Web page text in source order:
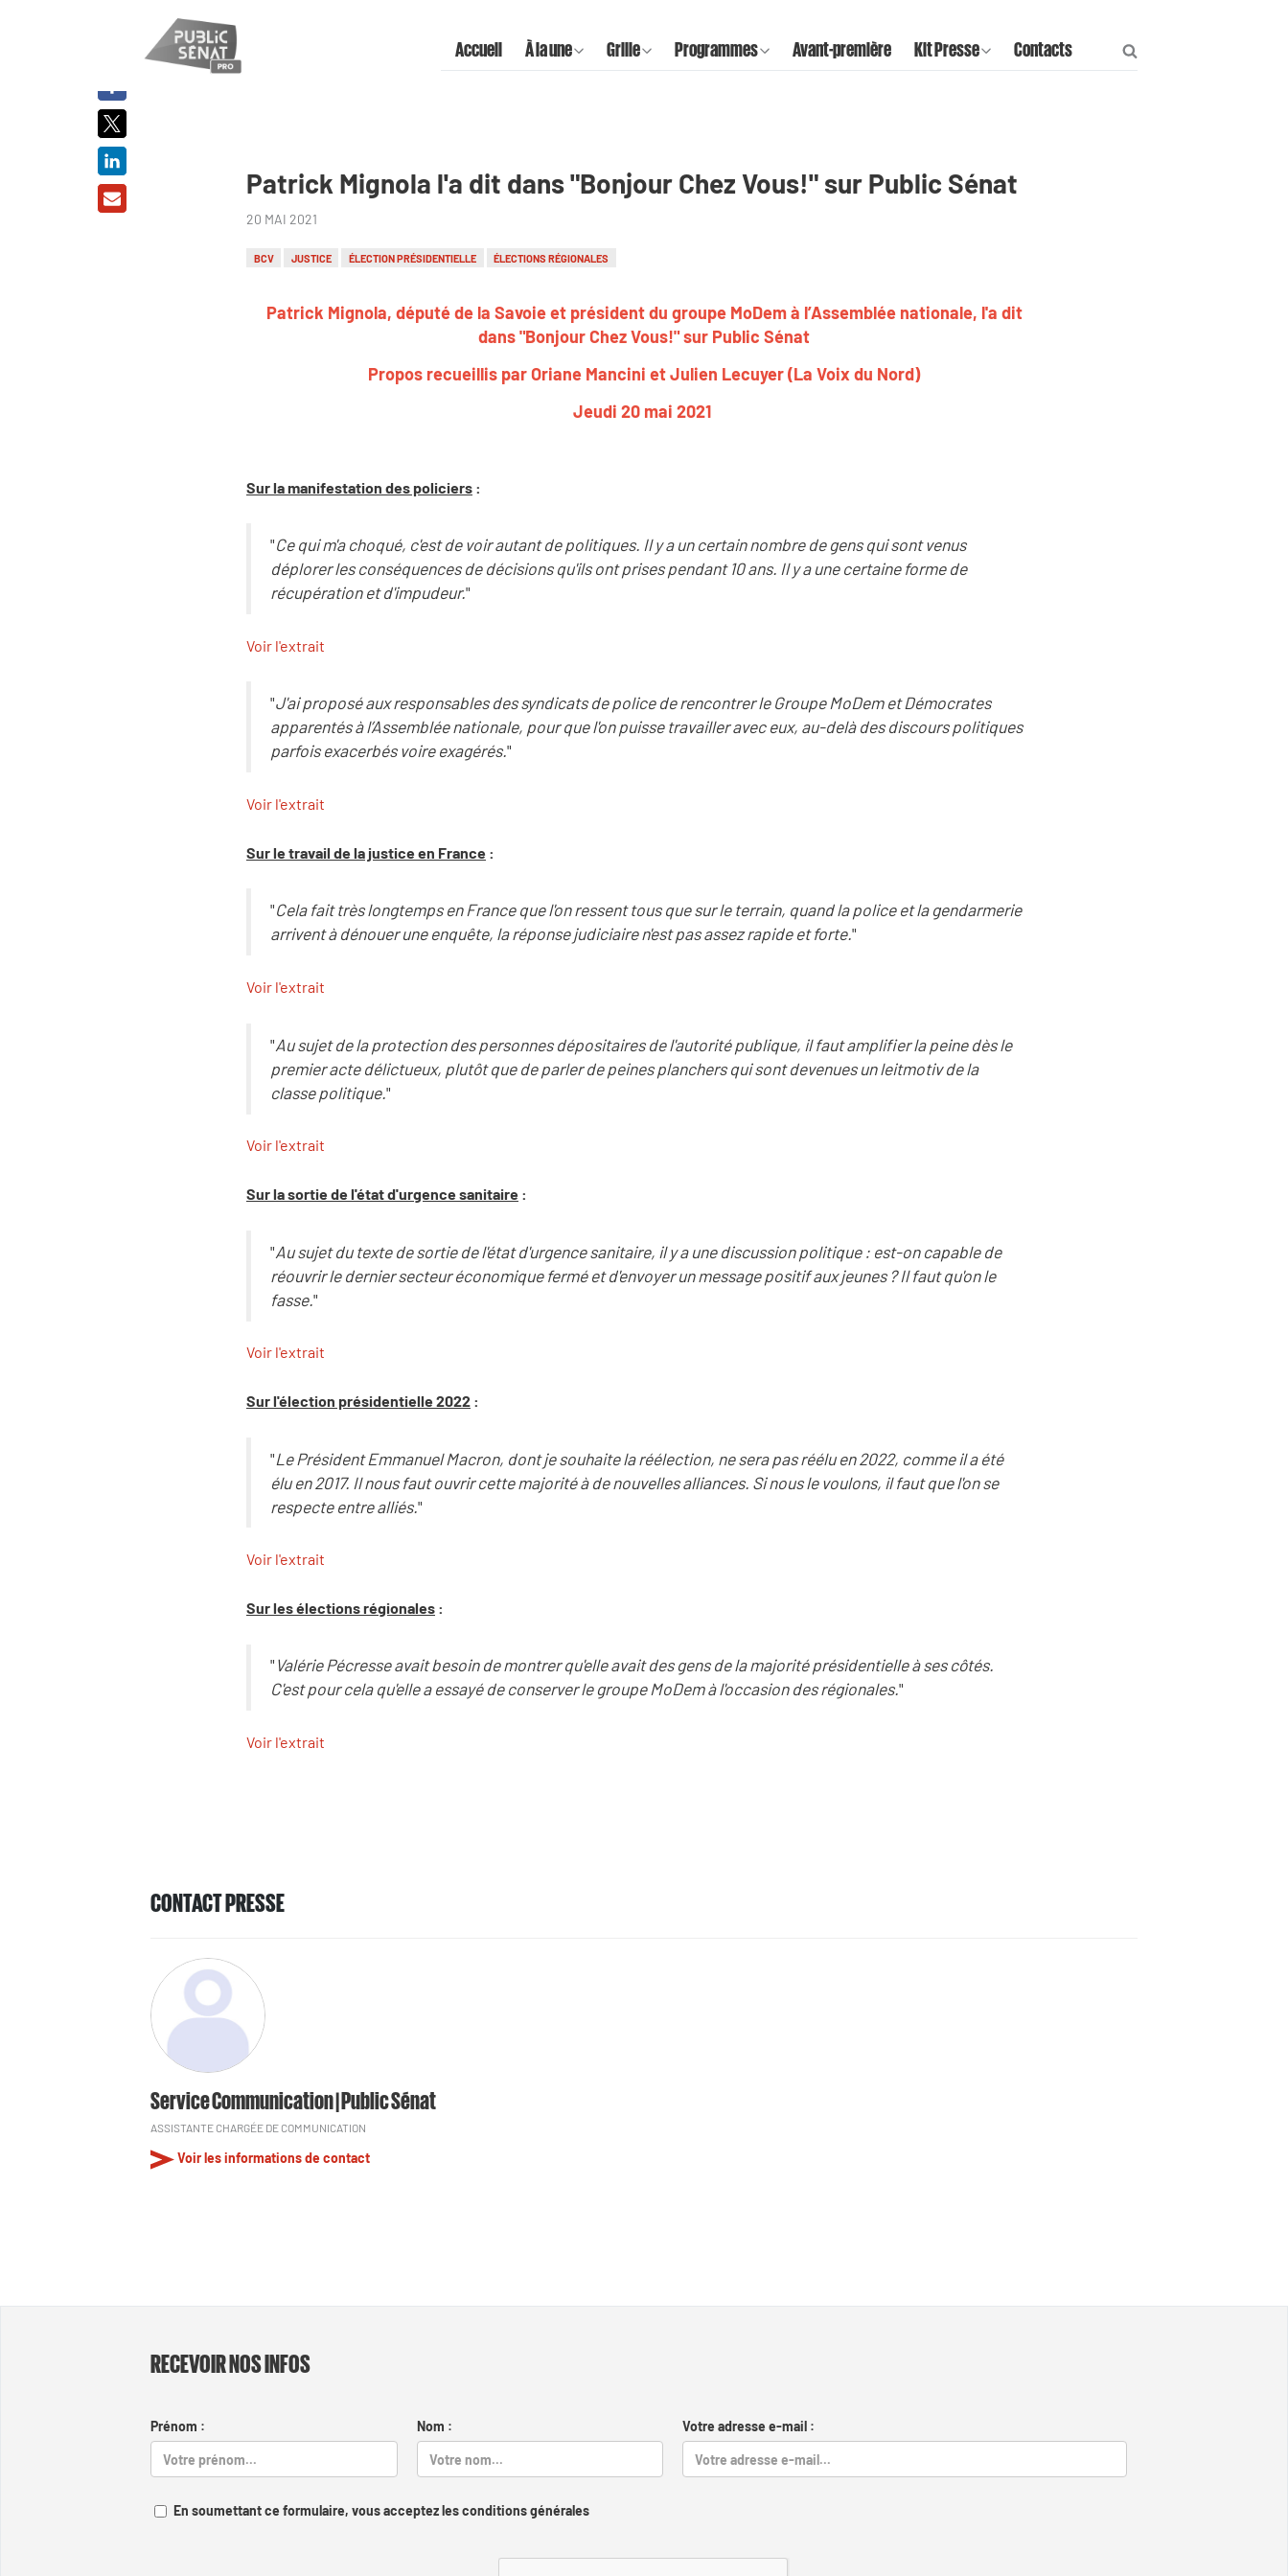
Accueil À la une Grille Programmes Avant-première Kit Presse Contacts
Patrick Mignola l'a dit dans "Bonjour Chez Vous!" sur Public Sénat
20 MAI 2021
BCV JUSTICE ÉLECTION PRÉSIDENTIELLE ÉLECTIONS RÉGIONALES
Patrick Mignola, député de la Savoie et président du groupe MoDem à l’Assemblée nationale, l'a dit
dans "Bonjour Chez Vous!" sur Public Sénat
Propos recueillis par Oriane Mancini et Julien Lecuyer (La Voix du Nord)
Jeudi 20 mai 2021
Sur la manifestation des policiers :
"Ce qui m'a choqué, c'est de voir autant de politiques. Il y a un certain nombre de gens qui sont venus
déplorer les conséquences de décisions qu'ils ont prises pendant 10 ans. Il y a une certaine forme de
récupération et d'impudeur."
Voir l'extrait
"J'ai proposé aux responsables des syndicats de police de rencontrer le Groupe MoDem et Démocrates
apparentés à l’Assemblée nationale, pour que l'on puisse travailler avec eux, au-delà des discours politiques
parfois exacerbés voire exagérés."
Voir l'extrait
Sur le travail de la justice en France :
"Cela fait très longtemps en France que l'on ressent tous que sur le terrain, quand la police et la gendarmerie
arrivent à dénouer une enquête, la réponse judiciaire n'est pas assez rapide et forte."
Voir l'extrait
"Au sujet de la protection des personnes dépositaires de l'autorité publique, il faut amplifier la peine dès le
premier acte délictueux, plutôt que de parler de peines planchers qui sont devenues un leitmotiv de la
classe politique."
Voir l'extrait
Sur la sortie de l'état d'urgence sanitaire :
"Au sujet du texte de sortie de l'état d'urgence sanitaire, il y a une discussion politique : est-on capable de
réouvrir le dernier secteur économique fermé et d'envoyer un message positif aux jeunes ? Il faut qu'on le
fasse."
Voir l'extrait
Sur l'élection présidentielle 2022 :
"Le Président Emmanuel Macron, dont je souhaite la réélection, ne sera pas réélu en 2022, comme il a été
élu en 2017. Il nous faut ouvrir cette majorité à de nouvelles alliances. Si nous le voulons, il faut que l'on se
respecte entre alliés."
Voir l'extrait
Sur les élections régionales :
"Valérie Pécresse avait besoin de montrer qu'elle avait des gens de la majorité présidentielle à ses côtés.
C'est pour cela qu'elle a essayé de conserver le groupe MoDem à l'occasion des régionales."
Voir l'extrait
CONTACT PRESSE
Service Communication | Public Sénat
ASSISTANTE CHARGÉE DE COMMUNICATION
Voir les informations de contact
RECEVOIR NOS INFOS
Prénom : Nom : Votre adresse e-mail :
En soumettant ce formulaire, vous acceptez les conditions générales